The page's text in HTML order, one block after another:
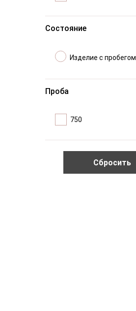
Состояние
Изделие с пробегом
Проба
750
Сбросить